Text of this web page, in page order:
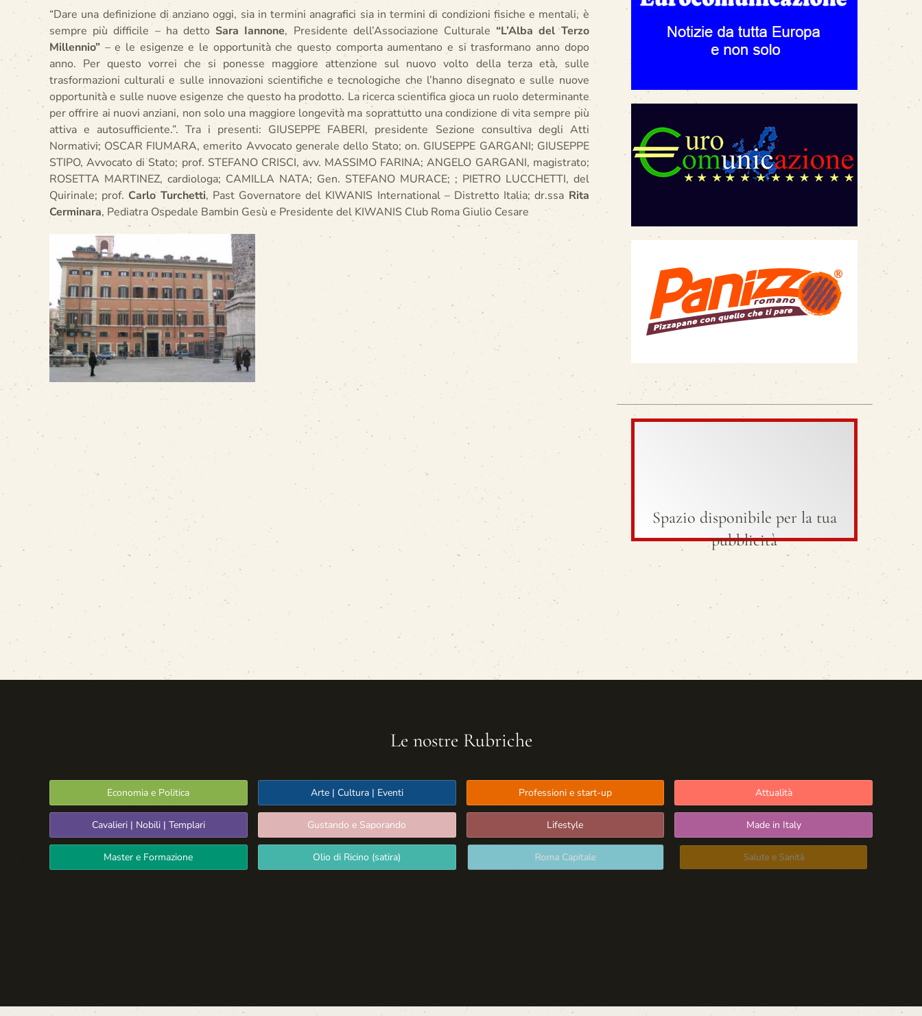
“Dare una definizione di anziano oggi, sia in termini anagrafici sia in termini di condizioni fisiche e mentali, è
sempre più difficile – ha detto Sara Iannone, Presidente dell’Associazione Culturale “L’Alba del Terzo
Millennio” – e le esigenze e le opportunità che questo comporta aumentano e si trasformano anno dopo
anno. Per questo vorrei che si ponesse maggiore attenzione sul nuovo volto della terza età, sulle
trasformazioni culturali e sulle innovazioni scientifiche e tecnologiche che l’hanno disegnato e sulle nuove
opportunità e sulle nuove esigenze che questo ha prodotto. La ricerca scientifica gioca un ruolo determinante
per offrire ai nuovi anziani, non solo una maggiore longevità ma soprattutto una condizione di vita sempre più
attiva e autosufficiente.”. Tra i presenti: GIUSEPPE FABERI, presidente Sezione consultiva degli Atti
Normativi; OSCAR FIUMARA, emerito Avvocato generale dello Stato; on. GIUSEPPE GARGANI; GIUSEPPE
STIPO, Avvocato di Stato; prof. STEFANO CRISCI, avv. MASSIMO FARINA; ANGELO GARGANI, magistrato;
ROSETTA MARTINEZ, cardiologa; CAMILLA NATA; Gen. STEFANO MURACE; ; PIETRO LUCCHETTI, del
Quirinale; prof. Carlo Turchetti, Past Governatore del KIWANIS International – Distretto Italia; dr.ssa Rita
Cerminara, Pediatra Ospedale Bambin Gesù e Presidente del KIWANIS Club Roma Giulio Cesare
Spazio disponibile per la tua
pubblicità
Le nostre Rubriche
Economia e Politica Arte | Cultura | Eventi Professioni e start-up Attualità
Cavalieri | Nobili | Templari Gustando e Saporando Lifestyle Made in Italy
Master e Formazione Olio di Ricino (satira) Roma Capitale Salute e Sanità